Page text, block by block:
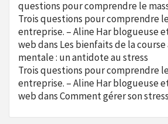
questions pour comprendre le
Trois questions pour comprendre
entreprise. – Aline Har blogueuse
webdans Les bienfaits de la
mentale : un antidote au stress
Trois questions pour comprendre
entreprise. – Aline Har blogueuse
webdansComment gérer son